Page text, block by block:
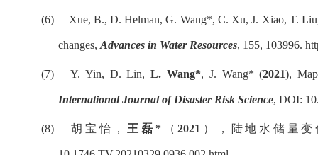
(6) Xue, B., D. Helman, G. Wang*, C. Xu, J. Xiao, T.
changes,Advances in Water Resources, 155, 103996.
(7) Y. Yin, D. Lin,L. Wang*, J. Wang* (2021),
International Journal of Disaster Risk Science, DOI:
(8) 胡宝怡， 王磊 * （2021 ），陆地水储量